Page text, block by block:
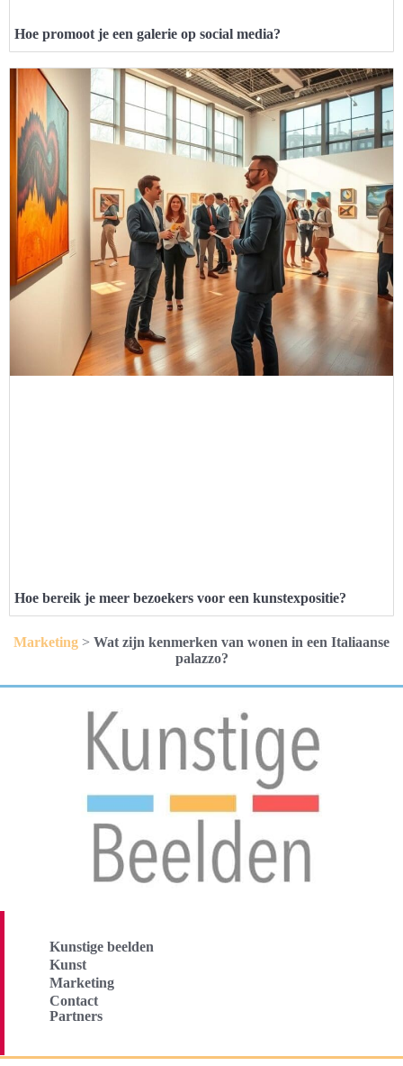
Hoe promoot je een galerie op social media?
Hoe bereik je meer bezoekers voor een kunstexpositie?
Marketing > Wat zijn kenmerken van wonen in een Italiaanse
palazzo?
Kunstige beelden
Kunst
Marketing
Contact
Partners